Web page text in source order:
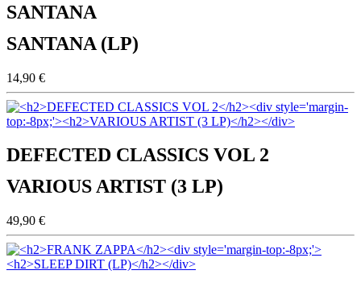
SANTANA
SANTANA (LP)
14,90 €
DEFECTED CLASSICS VOL 2
VARIOUS ARTIST (3 LP)
49,90 €